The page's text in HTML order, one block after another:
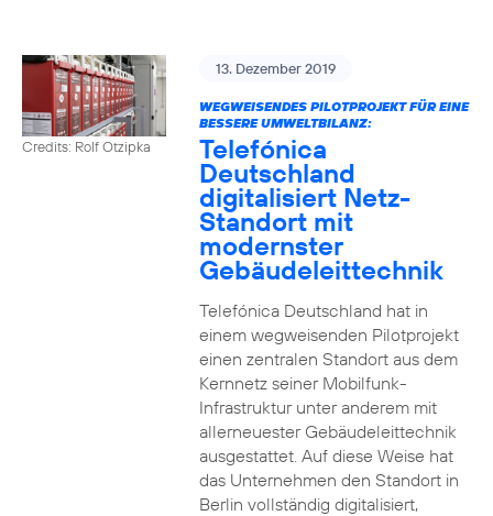
Credits: Rolf Otzipka
13. Dezember 2019
WEGWEISENDES PILOTPROJEKT FÜR EINE
BESSERE UMWELTBILANZ:
Telefónica
Deutschland
digitalisiert Netz-
Standort mit
modernster
Gebäudeleittechnik
Telefónica Deutschland hat in
einem wegweisenden Pilotprojekt
einen zentralen Standort aus dem
Kernnetz seiner Mobilfunk-
Infrastruktur unter anderem mit
allerneuester Gebäudeleittechnik
ausgestattet. Auf diese Weise hat
das Unternehmen den Standort in
Berlin vollständig digitalisiert,